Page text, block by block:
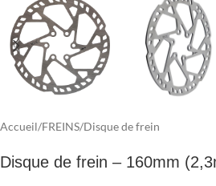
Accueil/FREINS/Disque de frein
Disque de frein – 160mm